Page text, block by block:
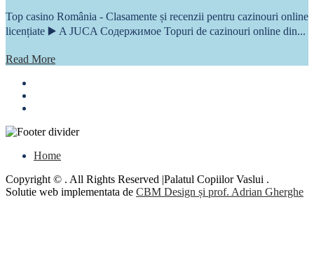
Top casino România - Clasamente și recenzii pentru cazinouri online
licențiate ▶️ A JUCA Содержимое Topuri de cazinouri online din...
Read More
Home
Copyright © . All Rights Reserved |Palatul Copiilor Vaslui .
Solutie web implementata de CBM Design și prof. Adrian Gherghe